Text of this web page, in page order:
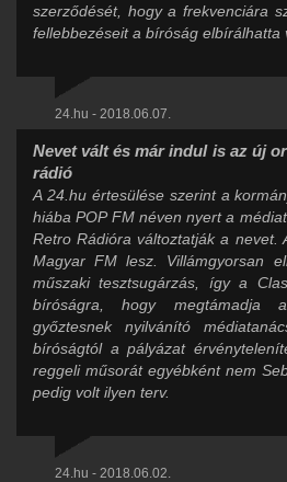
szerződését, hogy a frekvenciára
fellebbezéseit a bíróság elbírálhatta
24.hu - 2018.06.07.
Nevet vált és már indul is az új
rádió
A 24.hu értesülése szerint a
hiába POP FM néven nyert a
Retro Rádióra változtatják a nevet.
Magyar FM lesz. Villámgyorsan
műszaki tesztsugárzás, így a
bíróságra, hogy megtámadja
győztesnek nyilvánító
bíróságtól a pályázat
reggeli műsorát egyébként nem
pedig volt ilyen terv.
24.hu - 2018.06.02.